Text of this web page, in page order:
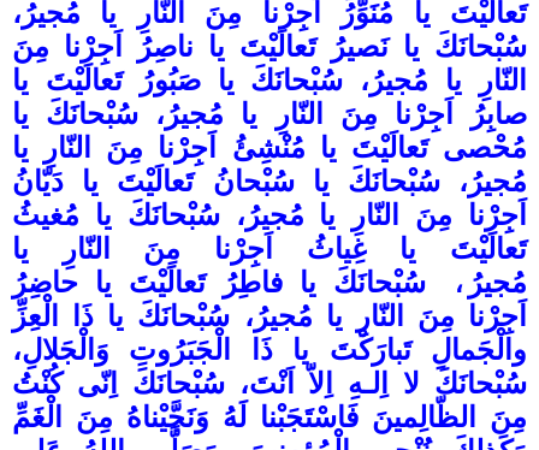
تَعالَيْتَ يا مُنَوِّرُ اَجِرْنا مِنَ النّارِ يا مُجيرُ،
سُبْحانَكَ يا نَصيرُ تَعالَيْتَ يا ناصِرُ اَجِرْنا مِنَ
النّارِ يا مُجيرُ، سُبْحانَكَ يا صَبُورُ تَعالَيْتَ يا
صابِرُ اَجِرْنا مِنَ النّارِ يا مُجيرُ، سُبْحانَكَ يا
مُحْصى تَعالَيْتَ يا مُنْشِئُ اَجِرْنا مِنَ النّارِ يا
مُجيرُ، سُبْحانَكَ يا سُبْحانُ تَعالَيْتَ يا دَيّانُ
اَجِرْنا مِنَ النّارِ يا مُجيرُ، سُبْحانَكَ يا مُغيثُ
تَعالَيْتَ يا غِياثُ اَجِرْنا مِنَ النّارِ يا
مُجيرُ ، سُبْحانَكَ يا فاطِرُ تَعالَيْتَ يا حاضِرُ
اَجِرْنا مِنَ النّارِ يا مُجيرُ، سُبْحانَكَ يا ذَا الْعِزِّ
والْجَمالِ تَبارَكْتَ يا ذَا الْجَبَرُوتِ وَالْجَلالِ،
سُبْحانَكَ لا اِلـهِ اِلاّ اَنْتَ، سُبْحانَكَ اِنّى كُنْتُ
مِنَ الظّالِمينَ فَاسْتَجَبْنا لَهُ وَنَجَّيْناهُ مِنَ الْغَمِّ